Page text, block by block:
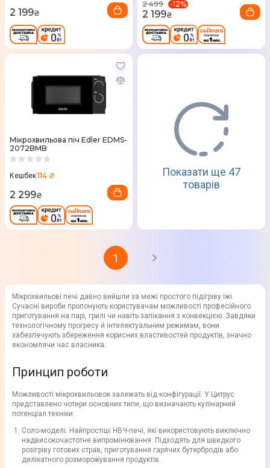
2 199₴
2 499
-12%
2 199₴
Мікрохвильова піч Edler EDMS-
2072BMB
Кешбек114 ₴
2 299₴
Показати ще 47
товарів
1
Мікрохвильові печі давно вийшли за межі простого підігріву їжі.
Сучасні вироби пропонують користувачам можливості професійного
приготування на парі, грилі чи навіть запікання з конвекцією. Завдяки
технологічному прогресу й інтелектуальним режимам, вони
забезпечують збереження корисних властивостей продуктів, значно
економлячи час власника.
Принцип роботи
Можливості мікрохвильовок залежать від конфігурації. У Цитрус
представлено чотири основних типи, що визначають кулінарний
потенціал техніки:
Соло-моделі. Найпростіші НВЧ-печі, які використовують виключно
надвисокочастотне випромінювання. Підходять для швидкого
розігріву готових страв, приготування гарячих бутербродів або
делікатного розморожування продуктів.